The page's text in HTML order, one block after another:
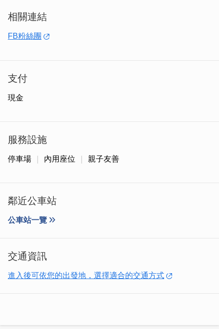
有幾分神似，老兵便幫其起了這個響噹噹的稱號。許多遊客
相關連結
FB粉絲團
支付
現金
服務設施
停車場 內用座位 親子友善
鄰近公車站
公車站一覽
交通資訊
進入後可依您的出發地，選擇適合的交通方式